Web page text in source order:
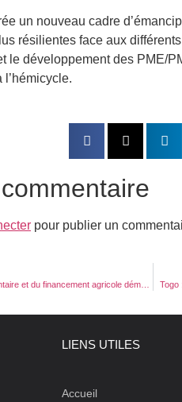
un nouveau cadre
résilientes face aux
le développement des PME/
pour publier un
Togo
LIENS UTILES
Accueil